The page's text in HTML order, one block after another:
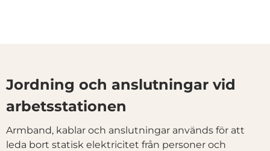
Jordning och anslutningar vid
arbetsstationen
Armband, kablar och anslutningar används för att
leda bort statisk elektricitet från personer och